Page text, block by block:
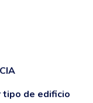
tipo de edificio